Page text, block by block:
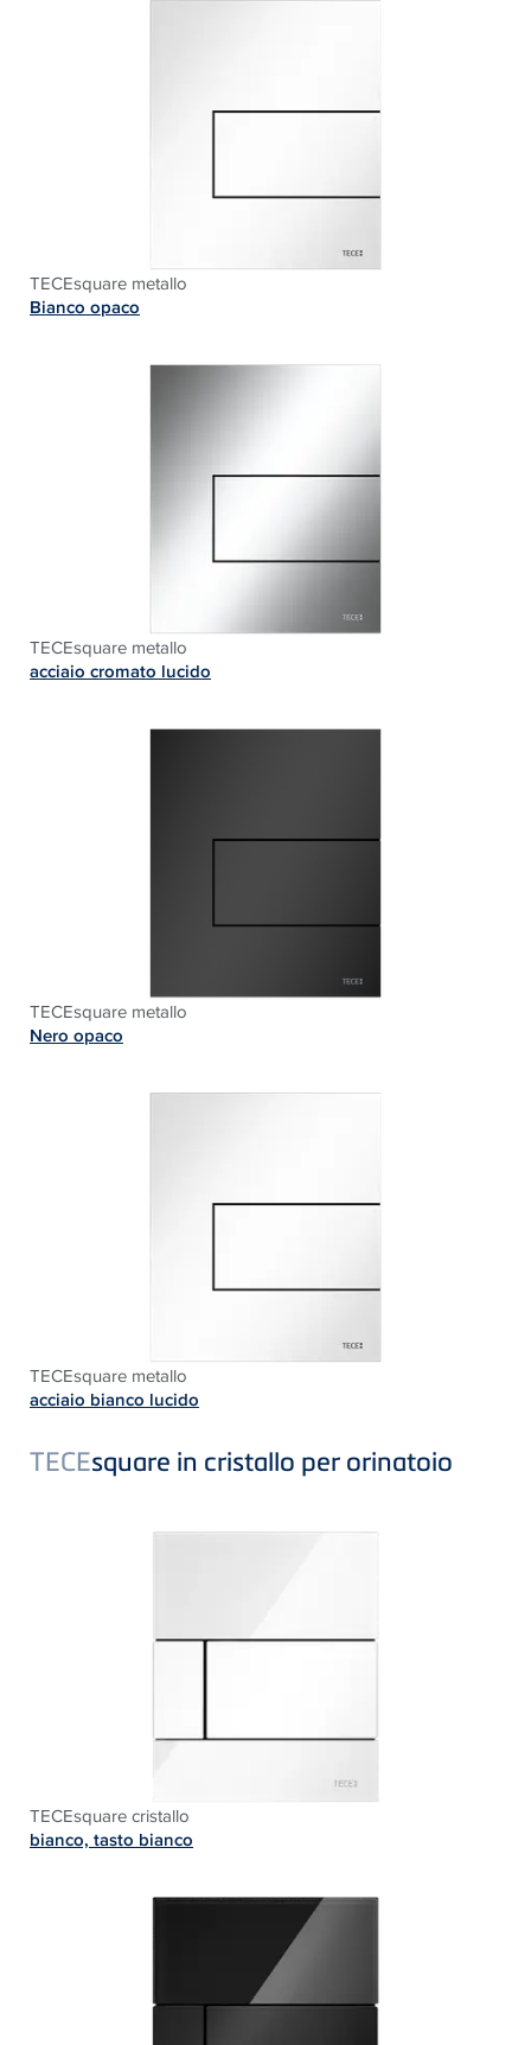
TECEsquare metallo
Bianco opaco
TECEsquare metallo
acciaio cromato lucido
TECEsquare metallo
Nero opaco
TECEsquare metallo
acciaio bianco lucido
TECEsquare in cristallo per orinatoio
TECEsquare cristallo
bianco, tasto bianco